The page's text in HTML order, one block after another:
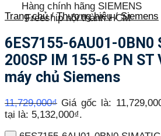
Hàng chính hãng SIEMENS
Freeship nội thành HCM
Trang chủ / Thương hiệu / Siemens
6ES7155-6AU01-0BN0
200SP IM 155-6 PN
máy chủ Siemens
11,729,000₫ Giá gốc là:
tại là: 5,132,000₫.